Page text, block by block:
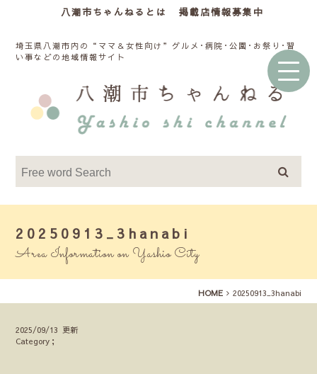
八潮市ちゃんねるとは 掲載店情報募集中
埼玉県八潮市内の“ママ＆女性向け”グルメ･病院･公園･お祭り･習
い事などの地域情報サイト
20250913_3hanabi
Area Information on Yashio City
HOME 20250913_3hanabi
2025/09/13 更新
Category；